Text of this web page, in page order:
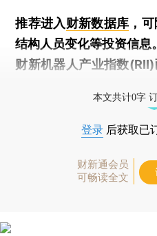
推荐进入财新数据库 ，
结构人员变化等投资信息。
财新机器人产业指数(RII)
本文共计0字
登录 后获取已
财新通会员
可畅读全文